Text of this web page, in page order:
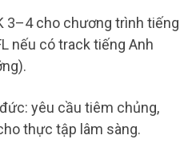
3–4 cho chương trình tiếng
nếu có track tiếng Anh
yêu cầu tiêm chủng,
thực tập lâm sàng.